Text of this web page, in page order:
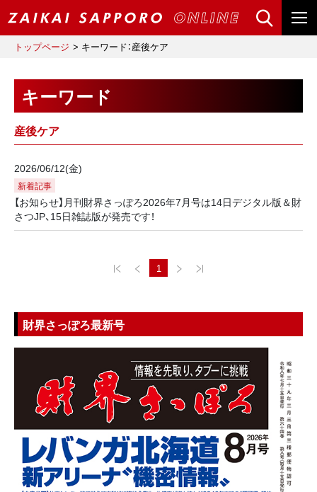
トップページ キーワード：産後ケア
キーワード
産後ケア
2026/06/12(金)
新着記事
【お知らせ】月刊財界さっぽろ2026年7月号は14日デジタル版＆財
さつJP、15日雑誌版が発売です！
1
財界さっぽろ最新号